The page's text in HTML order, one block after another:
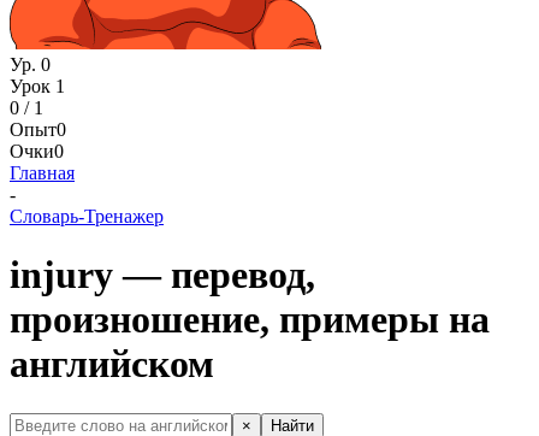
Ур. 0
Урок 1
0 / 1
Опыт0
Очки0
Главная
-
Словарь-Тренажер
injury — перевод,
произношение, примеры на
английском
× Найти